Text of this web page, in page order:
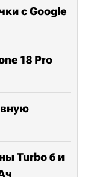
с Google
18 Pro
Turbo 6 и